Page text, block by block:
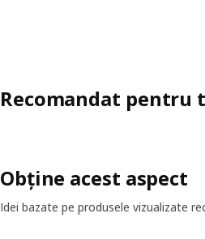
Recomandat pentru
Obține acest aspect
Idei bazate pe produsele vizualizate